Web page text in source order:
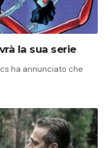
la sua serie
ha annunciato che